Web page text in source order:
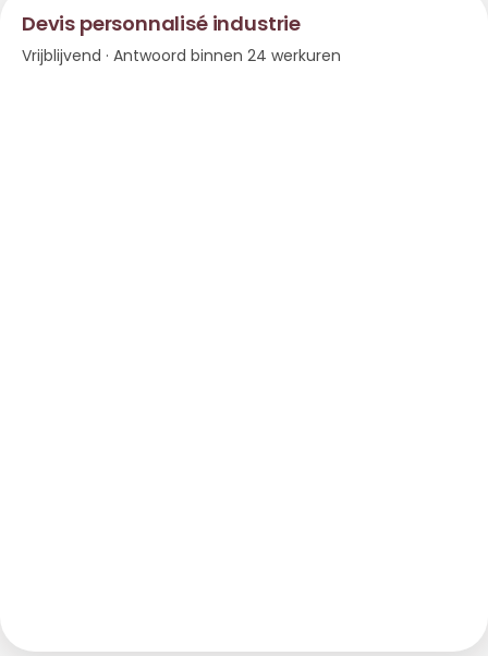
Devis personnalisé industrie
Vrijblijvend · Antwoord binnen 24 werkuren